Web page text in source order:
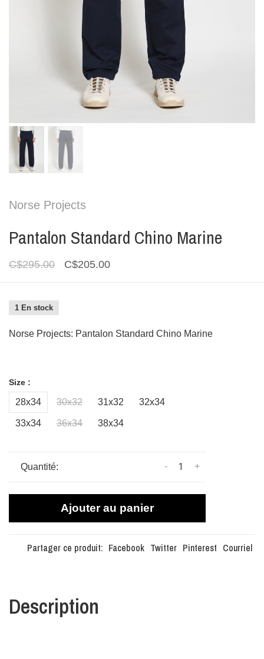
Norse Projects
Pantalon Standard Chino Marine
C$295.00 C$205.00
1 En stock
Norse Projects: Pantalon Standard Chino Marine
Size :
28x34 30x32 31x32 32x34
33x34 36x34 38x34
Quantité: +
-
Ajouter au panier
Partager ce produit: Facebook Twitter Pinterest Courriel
Description